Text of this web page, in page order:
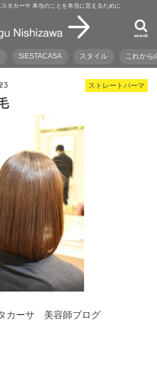
タカーサ 本当のことを本当に言えるために
search
SiESTACASA スタイル これから
ストレートパーマ
カーサ 美容師ブログ